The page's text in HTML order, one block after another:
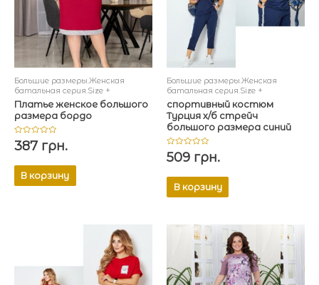
Большие размеры.Женская
батальная серия.Size +
Платье женское большого
размера бордо
Оценка
0
387 грн.
В корзину
Большие размеры.Женская
батальная серия.Size +
спортивный костюм
Турция х/б стрейч
большого размера синий
Оценка
0
509 грн.
В корзину